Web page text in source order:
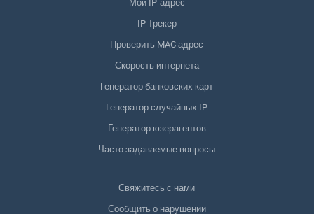
Мой IP-адрес
IP Трекер
Проверить MAC адрес
Скорость интернета
Генератор банковских карт
Генератор случайных IP
Генератор юзерагентов
Часто задаваемые вопросы
Свяжитесь с нами
Сообщить о нарушении